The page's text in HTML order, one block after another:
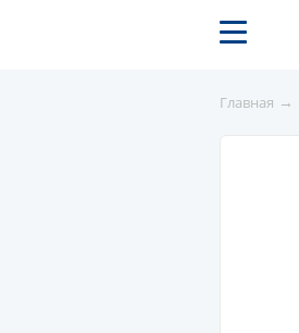
Главная →